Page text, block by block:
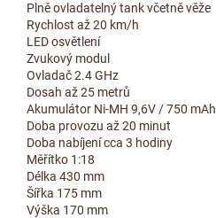
Plně ovladatelný tank včetně věže
Rychlost až 20 km/h
LED osvětlení
Zvukový modul
Ovladač 2.4 GHz
Dosah až 25 metrů
Akumulátor Ni-MH 9,6V / 750 mAh
Doba provozu až 20 minut
Doba nabíjení cca 3 hodiny
Měřítko 1:18
Délka 430 mm
Šířka 175 mm
Výška 170 mm